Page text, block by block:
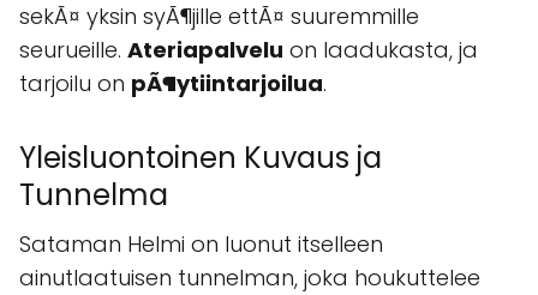
sekÃ¤ yksin syÃ¶jille ettÃ¤ suuremmille
seurueille. Ateriapalvelu on laadukasta, ja
tarjoilu on pÃ¶ytiintarjoilua.
Yleisluontoinen Kuvaus ja
Tunnelma
Sataman Helmi on luonut itselleen
ainutlaatuisen tunnelman, joka houkuttelee